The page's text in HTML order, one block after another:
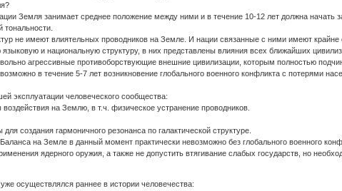
Земля занимает среднее положение между ними и в течение 10-12 лет должна начать
тональности.
не имеют влиятельных проводников на Земле. И нации связанные с ними имеют крайне
и национальную структуру, в них представлены влияния всех ближайших
агрессивные противоборствующие внешние цивилизации, которым полностью
в течение 5-7 лет возникновение глобального военного конфликта с потерями
эксплуатации человеческого сообщества:
на Землю, в т.ч. физическое устранение проводников.
создания гармоничного резонанса по галактической структуре.
на Земле в данный момент практически невозможно без глобального военного
ядерного оружия, а также не допустить втягивание слабых государств, но
осуществлялся раннее в истории человечества: